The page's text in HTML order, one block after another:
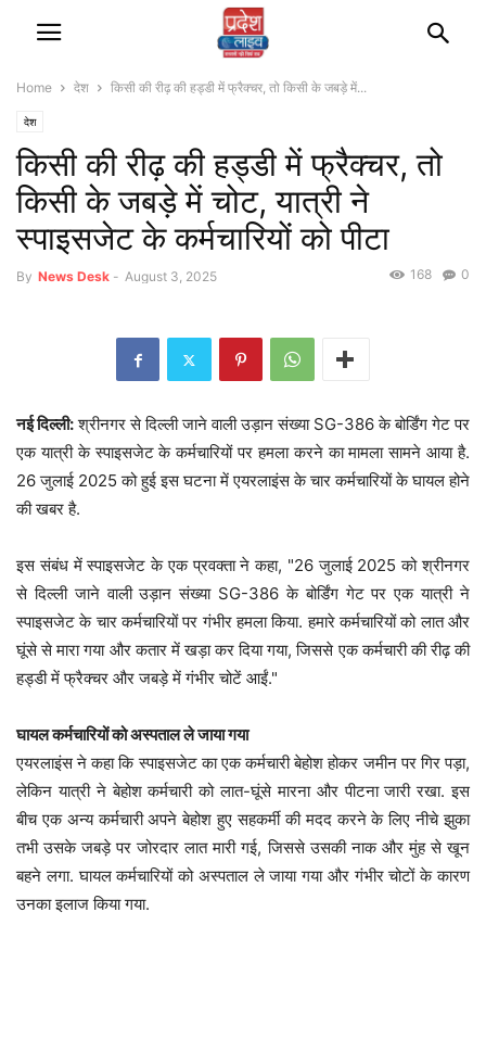
Home देश किसी की रीढ़ की हड्डी में फ्रैक्चर, तो किसी के जबड़े में...
देश
किसी की रीढ़ की हड्डी में फ्रैक्चर, तो
किसी के जबड़े में चोट, यात्री ने
स्पाइसजेट के कर्मचारियों को पीटा
By News Desk - August 3, 2025 0
168
नई दिल्ली:श्रीनगर से दिल्ली जाने वाली उड़ान संख्या SG-386 के बोर्डिंग गेट पर
एक यात्री के स्पाइसजेट के कर्मचारियों पर हमला करने का मामला सामने आया है.
26 जुलाई 2025 को हुई इस घटना में एयरलाइंस के चार कर्मचारियों के घायल होने
की खबर है.
इस संबंध में स्पाइसजेट के एक प्रवक्ता ने कहा, "26 जुलाई 2025 को श्रीनगर
से दिल्ली जाने वाली उड़ान संख्या SG-386 के बोर्डिंग गेट पर एक यात्री ने
स्पाइसजेट के चार कर्मचारियों पर गंभीर हमला किया. हमारे कर्मचारियों को लात और
घूंसे से मारा गया और कतार में खड़ा कर दिया गया, जिससे एक कर्मचारी की रीढ़ की
हड्डी में फ्रैक्चर और जबड़े में गंभीर चोटें आईं."
घायल कर्मचारियों को अस्पताल ले जाया गया
एयरलाइंस ने कहा कि स्पाइसजेट का एक कर्मचारी बेहोश होकर जमीन पर गिर पड़ा,
लेकिन यात्री ने बेहोश कर्मचारी को लात-घूंसे मारना और पीटना जारी रखा. इस
बीच एक अन्य कर्मचारी अपने बेहोश हुए सहकर्मी की मदद करने के लिए नीचे झुका
तभी उसके जबड़े पर जोरदार लात मारी गई, जिससे उसकी नाक और मुंह से खून
बहने लगा. घायल कर्मचारियों को अस्पताल ले जाया गया और गंभीर चोटों के कारण
उनका इलाज किया गया.